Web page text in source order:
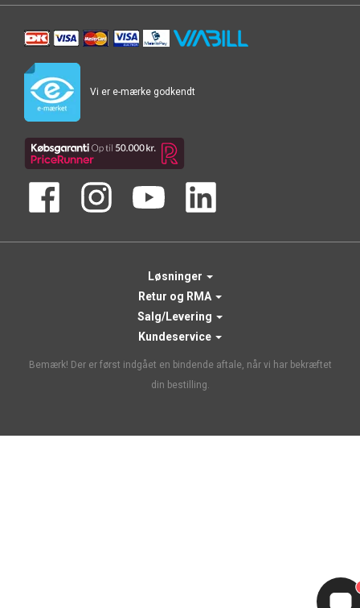
Vi er e-mærke godkendt
Løsninger
Retur og RMA
Salg/Levering
Kundeservice
Bemærk! Der er først indgået en bindende aftale, når vi har bekræftet
din bestilling.